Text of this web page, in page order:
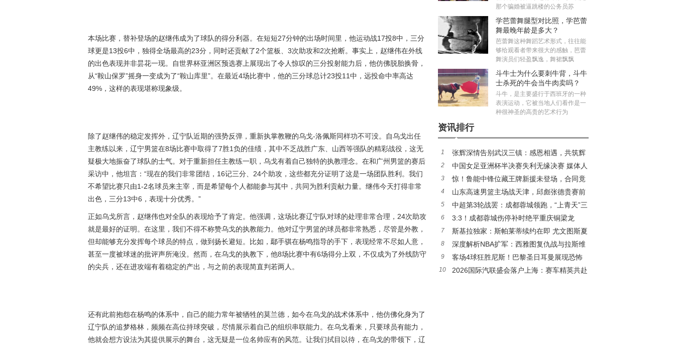
本场比赛，替补登场的赵继伟成为了球队的得分利器。在短短27分钟的出场时间里，他运动战17投8中，三分
球更是13投6中，独得全场最高的23分，同时还贡献了2个篮板、3次助攻和2次抢断。事实上，赵继伟在外线
的出色表现并非昙花一现。自世界杯亚洲区预选赛上展现出了令人惊叹的三分投射能力后，他仿佛脱胎换骨，
从“鞍山保罗”摇身一变成为了“鞍山库里”。在最近4场比赛中，他的三分球总计23投11中，远投命中率高达
49%，这样的表现堪称现象级。
除了赵继伟的稳定发挥外，辽宁队近期的强势反弹，重新执掌教鞭的乌戈-洛佩斯同样功不可没。自乌戈出任
主教练以来，辽宁男篮在8场比赛中取得了7胜1负的佳绩，其中不乏战胜广东、山西等强队的精彩战役，这无
疑极大地振奋了球队的士气。对于重新担任主教练一职，乌戈有着自己独特的执教理念。在和广州男篮的赛后
采访中，他坦言：“现在的我们非常团结，16记三分、24个助攻，这些都充分证明了这是一场团队胜利。我们
不希望比赛只由1-2名球员来主宰，而是希望每个人都能参与其中，共同为胜利贡献力量。继伟今天打得非常
出色，三分13中6，表现十分优秀。”
正如乌戈所言，赵继伟也对全队的表现给予了肯定。他强调，这场比赛辽宁队对球的处理非常合理，24次助攻
就是最好的证明。在这里，我们不得不称赞乌戈的执教能力。他对辽宁男篮的球员都非常熟悉，尽管是外教，
但却能够充分发挥每个球员的特点，做到扬长避短。比如，鄢手骐在杨鸣指导的手下，表现经常不尽如人意，
甚至一度被球迷的批评声所淹没。然而，在乌戈的执教下，他8场比赛中有6场得分上双，不仅成为了外线防守
的尖兵，还在进攻端有着稳定的产出，与之前的表现简直判若两人。
还有此前抱怨在杨鸣的体系中，自己的能力常年被牺牲的莫兰德，如今在乌戈的战术体系中，他仿佛化身为了
辽宁队的追梦格林，频频在高位持球突破，尽情展示着自己的组织串联能力。在乌戈看来，只要球员有能力，
他就会想方设法为其提供展示的舞台，这无疑是一位名帅应有的风范。让我们拭目以待，在乌戈的带领下，辽
那个骗婚被逼跳楼的公务员苏
学芭蕾舞腿型对比照，学芭蕾
舞最晚年龄是多大？
芭蕾舞这种舞蹈艺术形式，往往能
够给观看者带来很大的感触，芭蕾
舞演员们轻盈飘逸，舞裙飘飘
斗牛士为什么要刺牛背，斗牛
士杀死的牛会当牛肉卖吗？
斗牛，是主要盛行于西班牙的一种
表演运动，它被当地人们看作是一
种很神圣的高贵的艺术行为
资讯排行
1
张辉深情告别武汉三镇：感恩相遇，共筑辉
煌旅程
2
中国女足亚洲杯半决赛失利无缘决赛 媒体人
热议米利西奇去留
3
惊！鲁能中锋位藏王牌新援未登场，合同竟
签至2026年底
4
山东高速男篮主场战天津，邱彪张德贵赛前
友好互动引关注
5
中超第3轮战罢：成都蓉城领跑，“上青天”三
队陷榜尾困境
6 3:3！成都蓉城伤停补时绝平重庆铜梁龙
7
斯基拉独家：斯帕莱蒂续约在即 尤文图斯夏
窗五线补强剑指欧冠
8
深度解析NBA扩军：西雅图复仇战与拉斯维
加斯新王朝的资本博弈
9
客场4球狂胜尼斯！巴黎圣日耳曼展现恐怖
统治力
10
2026国际汽联盛会落户上海：赛车精英共赴